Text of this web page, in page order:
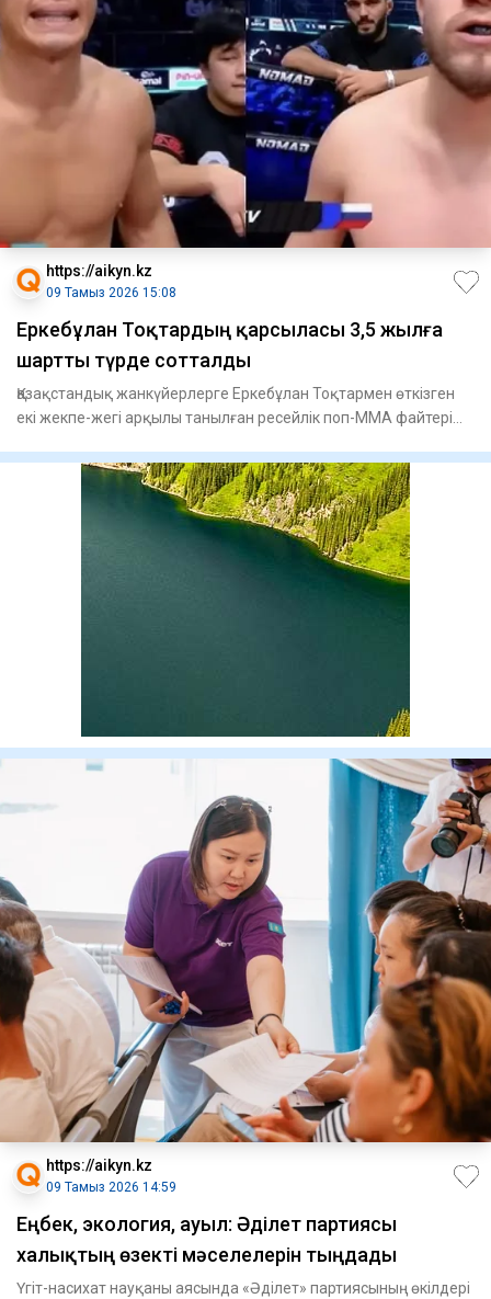
https://aikyn.kz
09 Тамыз 2026 15:08
Еркебұлан Тоқтардың қарсыласы 3,5 жылға
шартты түрде сотталды
Қазақстандық жанкүйерлерге Еркебұлан Тоқтармен өткізген
екі жекпе-жегі арқылы танылған ресейлік поп-ММА файтері
https://aikyn.kz
09 Тамыз 2026 14:59
Еңбек, экология, ауыл: Әділет партиясы
халықтың өзекті мәселелерін тыңдады
Үгіт-насихат науқаны аясында «Әділет» партиясының өкілдері